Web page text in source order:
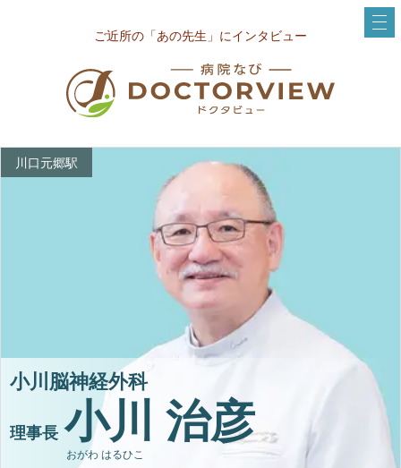
ご近所の「あの先生」にインタビュー
川口元郷駅
小川脳神経外科
理事長 小川 治彦
おがわ はるひこ